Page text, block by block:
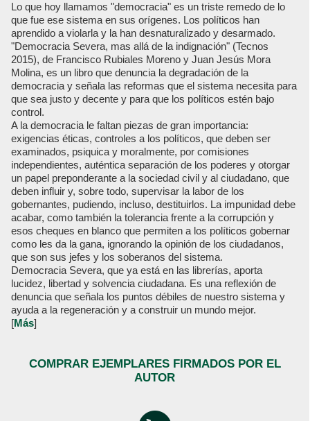
Lo que hoy llamamos "democracia" es un triste remedo de lo
que fue ese sistema en sus orígenes. Los políticos han
aprendido a violarla y la han desnaturalizado y desarmado.
"Democracia Severa, mas allá de la indignación" (Tecnos
2015), de Francisco Rubiales Moreno y Juan Jesús Mora
Molina, es un libro que denuncia la degradación de la
democracia y señala las reformas que el sistema necesita para
que sea justo y decente y para que los políticos estén bajo
control.
A la democracia le faltan piezas de gran importancia:
exigencias éticas, controles a los políticos, que deben ser
examinados, psiquica y moralmente, por comisiones
independientes, auténtica separación de los poderes y otorgar
un papel preponderante a la sociedad civil y al ciudadano, que
deben influir y, sobre todo, supervisar la labor de los
gobernantes, pudiendo, incluso, destituirlos. La impunidad debe
acabar, como también la tolerancia frente a la corrupción y
esos cheques en blanco que permiten a los políticos gobernar
como les da la gana, ignorando la opinión de los ciudadanos,
que son sus jefes y los soberanos del sistema.
Democracia Severa, que ya está en las librerías, aporta
lucidez, libertad y solvencia ciudadana. Es una reflexión de
denuncia que señala los puntos débiles de nuestro sistema y
ayuda a la regeneración y a construir un mundo mejor.
[Más]
COMPRAR EJEMPLARES FIRMADOS POR EL
AUTOR